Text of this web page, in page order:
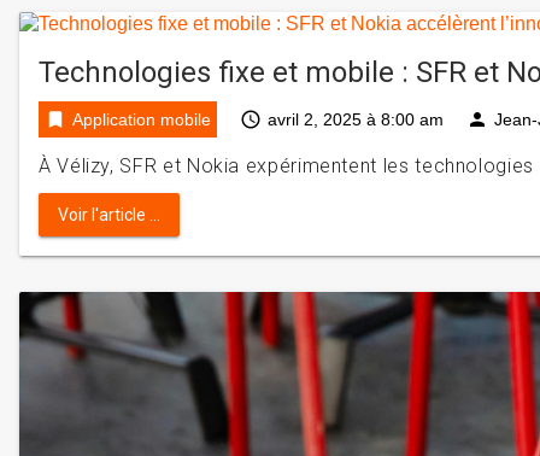
Technologies fixe et mobile : SFR et
bookmark Application mobile access_time avril 2, 2025 à 8:00 am person
À Vélizy, SFR et Nokia expérimentent les
Voir l'article ...